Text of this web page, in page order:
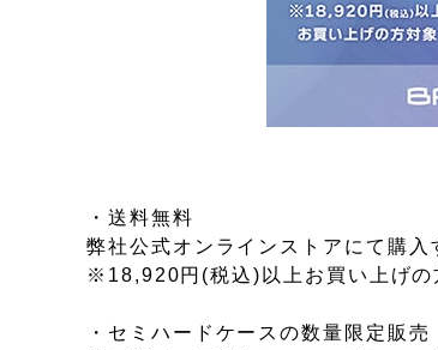
・送料無料
弊社公式オンラインストアにて購入
※18,920円(税込)以上お買い上げの
・セミハードケースの数量限定販売